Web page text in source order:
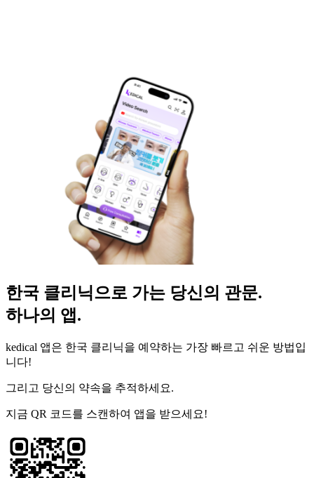
한국 클리닉으로 가는 당신의 관문.
하나의 앱.
kedical 앱은 한국 클리닉을 예약하는 가장 빠르고 쉬운 방법입
니다!
그리고 당신의 약속을 추적하세요.
지금 QR 코드를 스캔하여 앱을 받으세요!